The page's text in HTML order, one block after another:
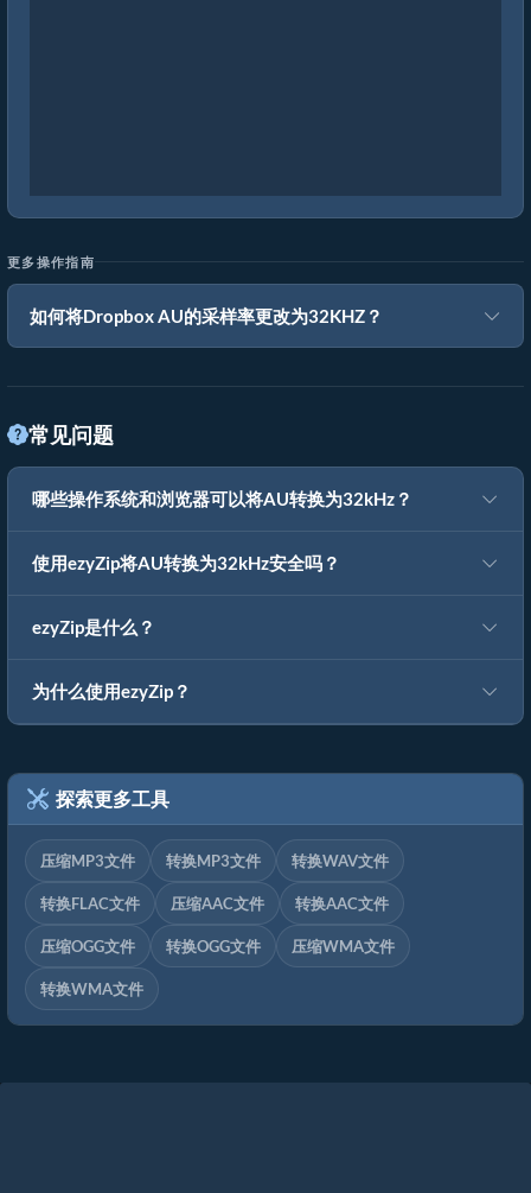
更多操作指南
如何将Dropbox AU的采样率更改为32KHZ？
常见问题
哪些操作系统和浏览器可以将AU转换为32kHz？
使用ezyZip将AU转换为32kHz安全吗？
ezyZip是什么？
为什么使用ezyZip？
探索更多工具
压缩MP3文件 转换MP3文件 转换WAV文件
转换FLAC文件 压缩AAC文件 转换AAC文件
压缩OGG文件 转换OGG文件 压缩WMA文件
转换WMA文件